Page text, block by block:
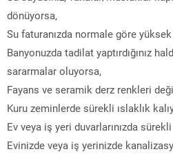
dönüyorsa,
Su faturanızda normale göre
Banyonuzda tadilat yaptırdığınız
sararmalar oluyorsa,
Fayans ve seramik derz renkleri
Kuru zeminlerde sürekli ıslaklık
Ev veya iş yeri duvarlarınızda
Evinizde veya iş yerinizde